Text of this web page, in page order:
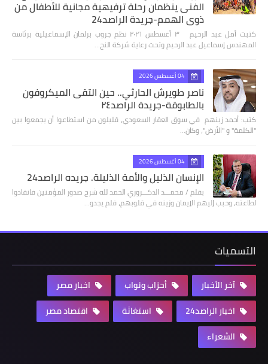
الفنى ينظمان رحلة ترفيهية مجانية للأطفال من
ذوي الهمم-جريدة الراصد24
كتبت أمل عبد الرحيم ٣ أغسطس ٢٠٢٦ نظم جروب برلمان الإسماعيلية برئاسة
المهندس إسماعيل عبد الرحيم وتحت رعاية شركة النج…
04 أغسطس 2026
ناصر طويرش الحارثي.. حين التقى الميكروفون
بالطابوقة-جريدة الراصد٢٤
كتب: أحمد زينهم في سوق العقار السعودي، قليلون من استطاعوا أن يجمعوا بين
"الكلمة" و "الأرض"، وكان…
04 أغسطس 2026
الإنسان الذليل والأمة الذليلة. جريده الراصد24
بقلم / محمـــد الدكـــروري الحمد لله شرح صدور المؤمنين فانقادوا
لطاعته، وحبب إليهم الإيمان وزينه في قلوبهم، فلم يجدو…
التسميات
آخر الأخبار أحزاب ونواب
اخبار مصر
اخبار الراصد24
استغاثة
اقتصاد مصر
الشعراء